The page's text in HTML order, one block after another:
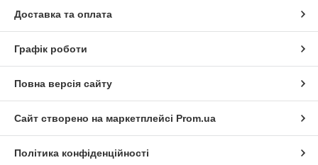
Доставка та оплата
Графік роботи
Повна версія сайту
Сайт створено на маркетплейсі Prom.ua
Політика конфіденційності